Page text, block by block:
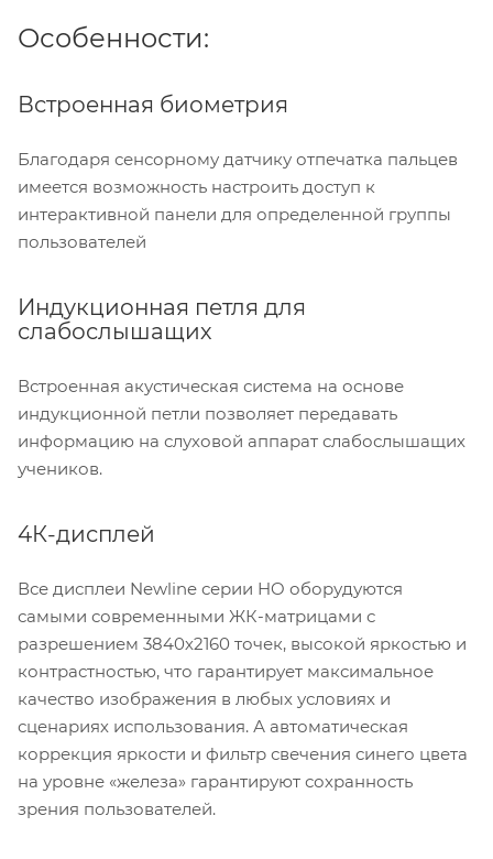
Особенности:
Встроенная биометрия
Благодаря сенсорному датчику отпечатка пальцев
имеется возможность настроить доступ к
интерактивной панели для определенной группы
пользователей
Индукционная петля для
слабослышащих
Встроенная акустическая система на основе
индукционной петли позволяет передавать
информацию на слуховой аппарат слабослышащих
учеников.
4К-дисплей
Все дисплеи Newline серии HO оборудуются
самыми современными ЖК-матрицами с
разрешением 3840х2160 точек, высокой яркостью и
контрастностью, что гарантирует максимальное
качество изображения в любых условиях и
сценариях использования. А автоматическая
коррекция яркости и фильтр свечения синего цвета
на уровне «железа» гарантируют сохранность
зрения пользователей.